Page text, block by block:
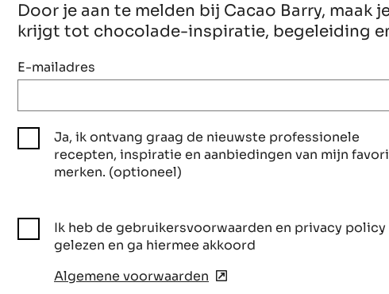
Door je aan te melden bij Cacao Barry,
krijgt tot chocolade-inspiratie, begeleiding
E-mailadres
Ja, ik ontvang graag de nieuwste professionele
recepten, inspiratie en aanbiedingen van mijn
merken. (optioneel)
Ik heb de gebruikersvoorwaarden en privacy policy
gelezen en ga hiermee akkoord
Algemene voorwaarden (opens